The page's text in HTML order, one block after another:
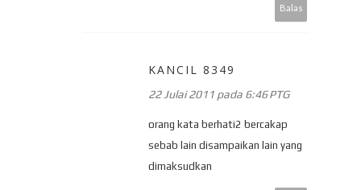
Balas
KANCIL 8349
22 Julai 2011 pada 6:46 PTG
orang kata berhati2 bercakap
sebab lain disampaikan lain yang
dimaksudkan